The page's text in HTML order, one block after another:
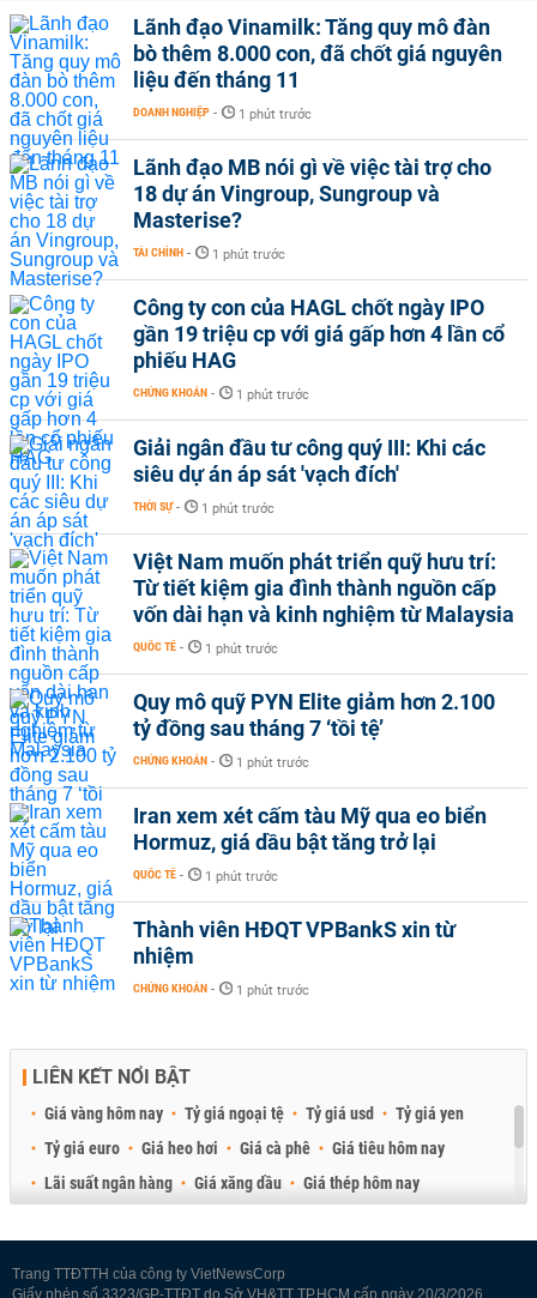
Lãnh đạo Vinamilk: Tăng quy mô đàn
bò thêm 8.000 con, đã chốt giá nguyên
liệu đến tháng 11
DOANH NGHIỆP - 1 phút trước
Lãnh đạo MB nói gì về việc tài trợ cho
18 dự án Vingroup, Sungroup và
Masterise?
TÀI CHÍNH - 1 phút trước
Công ty con của HAGL chốt ngày IPO
gần 19 triệu cp với giá gấp hơn 4 lần cổ
phiếu HAG
CHỨNG KHOÁN - 1 phút trước
Giải ngân đầu tư công quý III: Khi các
siêu dự án áp sát 'vạch đích'
THỜI SỰ - 1 phút trước
Việt Nam muốn phát triển quỹ hưu trí:
Từ tiết kiệm gia đình thành nguồn cấp
vốn dài hạn và kinh nghiệm từ Malaysia
QUỐC TẾ - 1 phút trước
Quy mô quỹ PYN Elite giảm hơn 2.100
tỷ đồng sau tháng 7 ‘tồi tệ’
CHỨNG KHOÁN - 1 phút trước
Iran xem xét cấm tàu Mỹ qua eo biển
Hormuz, giá dầu bật tăng trở lại
QUỐC TẾ - 1 phút trước
Thành viên HĐQT VPBankS xin từ
nhiệm
CHỨNG KHOÁN - 1 phút trước
LIÊN KẾT NỔI BẬT
Giá vàng hôm nay Tỷ giá ngoại tệ Tỷ giá usd
Tỷ giá yen
Tỷ giá euro
Giá heo hơi Giá cà phê
Giá tiêu hôm nay
Lãi suất ngân hàng
Giá xăng dầu
Giá thép hôm nay
Trang TTĐTTH của công ty VietNewsCorp
Giấy phép số 3323/GP-TTĐT do Sở VH&TT TP.HCM cấp ngày 20/3/2026